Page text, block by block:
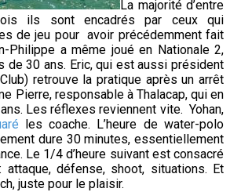
La majorité d’entre
ils sont encadrés par ceux qui
de jeu pour avoir précédemment fait
Philippe a même joué en Nationale 2,
de 30 ans. Eric, qui est aussi président
retrouve la pratique après un arrêt
Pierre, responsable à Thalacap, qui en
Les réflexes reviennent vite. Yohan,
les coache. L’heure de water-polo
dure 30 minutes, essentiellement
Le 1/4 d’heure suivant est consacré
défense, shoot, situations. Et
juste pour le plaisir.